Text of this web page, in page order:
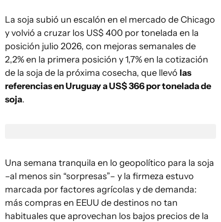
La soja subió un escalón en el mercado de Chicago
y volvió a cruzar los US$ 400 por tonelada en la
posición julio 2026, con mejoras semanales de
2,2% en la primera posición y 1,7% en la cotización
de la soja de la próxima cosecha, que llevó las
referencias en Uruguay a US$ 366 por tonelada de
soja.
Una semana tranquila en lo geopolítico para la soja
–al menos sin “sorpresas”– y la firmeza estuvo
marcada por factores agrícolas y de demanda:
más compras en EEUU de destinos no tan
habituales que aprovechan los bajos precios de la